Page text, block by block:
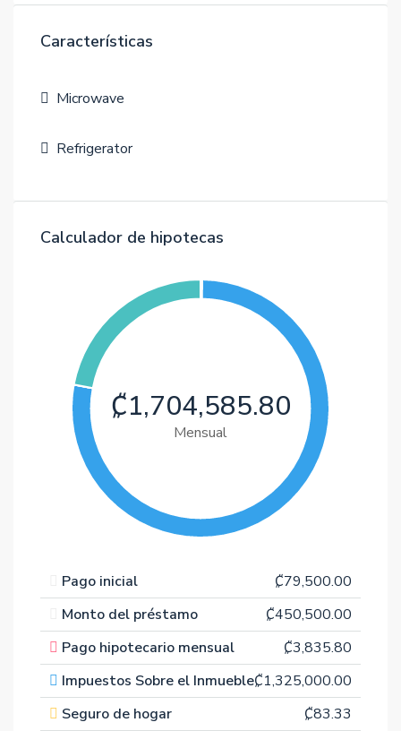
Características
Microwave
Refrigerator
Calculador de hipotecas
₡1,704,585.80
Mensual
Pago inicial
₡79,500.00
Monto del préstamo
₡450,500.00
Pago hipotecario mensual
₡3,835.80
Impuestos Sobre el Inmueble₡1,325,000.00
Seguro de hogar
₡83.33